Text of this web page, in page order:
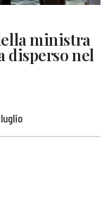
ministra
disperso nel